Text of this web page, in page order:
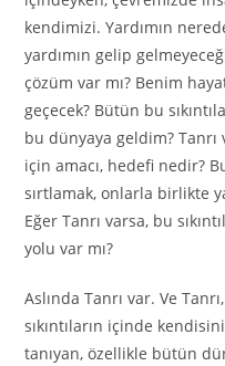
kendimizi. Yardımın
yardımın gelip
çözüm var mı? Benim
geçecek? Bütün bu
bu dünyaya geldim? Tanrı
için amacı, hedefi nedir?
sırtlamak, onlarla birlikte
Eğer Tanrı varsa, bu
yolu var mı?
Aslında Tanrı var. Ve
sıkıntıların içinde
tanıyan, özellikle bütün